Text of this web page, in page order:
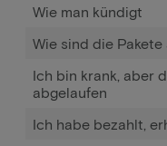
Wie man kündigt
Wie sind die
Ich bin krank, aber
abgelaufen
Ich habe bezahlt,